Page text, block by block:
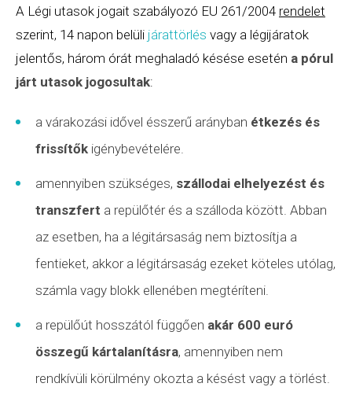
A Légi utasok jogait szabályozó EU 261/2004 rendelet
szerint, 14 napon belüli járattörlés vagy a légijáratok
jelentős, három órát meghaladó késése esetén a pórul
járt utasok jogosultak:
a várakozási idővel ésszerű arányban étkezés és
frissítők igénybevételére.
amennyiben szükséges, szállodai elhelyezést és
transzfert a repülőtér és a szálloda között. Abban
az esetben, ha a légitársaság nem biztosítja a
fentieket, akkor a légitársaság ezeket köteles utólag,
számla vagy blokk ellenében megtéríteni.
a repülőút hosszától függően akár 600 euró
összegű kártalanításra, amennyiben nem
rendkívüli körülmény okozta a késést vagy a törlést.